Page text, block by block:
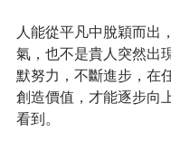
人能從平凡中脫穎而出
氣，也不是貴人突然出
默努力，不斷進步，在
創造價值，才能逐步向
看到。